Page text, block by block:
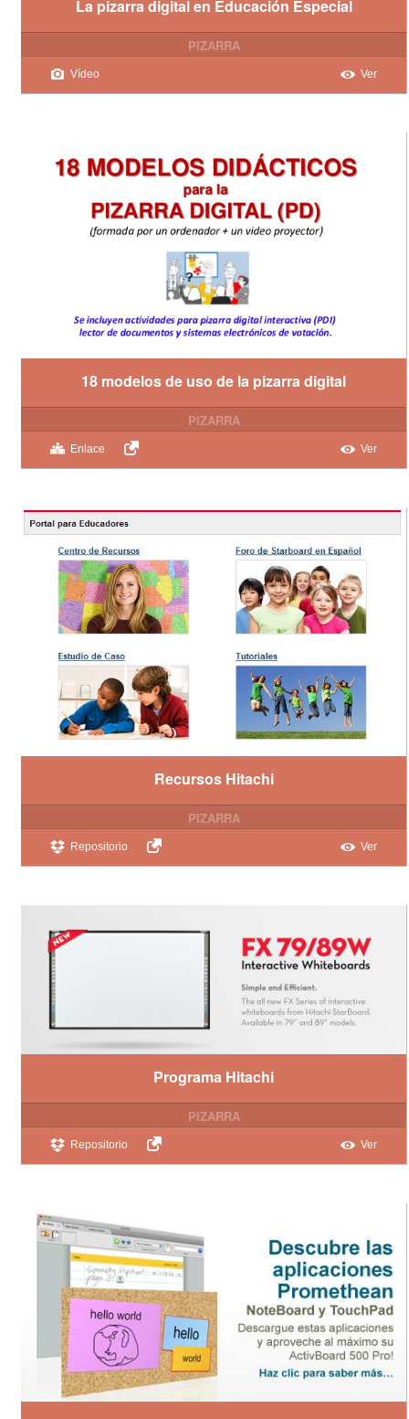
La pizarra digital en Educación Especial
PIZARRA
Vídeo Ver
18 modelos de uso de la pizarra digital
PIZARRA
Enlace Ver
Recursos Hitachi
PIZARRA
Repositorio Ver
Programa Hitachi
PIZARRA
Repositorio Ver